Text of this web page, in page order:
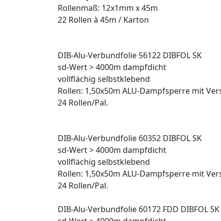
Rollenmaß: 12x1mm x 45m
22 Rollen à 45m / Karton
DIB-Alu-Verbundfolie 56122 DIBFOL SK
sd-Wert > 4000m dampfdicht
vollflächig selbstklebend
Rollen: 1,50x50m ALU-Dampfsperre mit
24 Rollen/Pal.
DIB-Alu-Verbundfolie 60352 DIBFOL SK
sd-Wert > 4000m dampfdicht
vollflächig selbstklebend
Rollen: 1,50x50m ALU-Dampfsperre mit
24 Rollen/Pal.
DIB-Alu-Verbundfolie 60172 FDD DIBFOL SK